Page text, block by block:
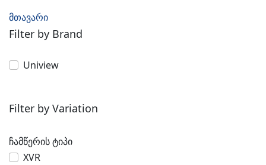
მთავარი
Filter by Brand
Uniview
Filter by Variation
ჩამწერის ტიპი
XVR